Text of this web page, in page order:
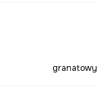
granatowy